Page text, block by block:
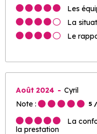
Les
La
Le
Août 2024
Cyril
Note :
5
La
la prestation